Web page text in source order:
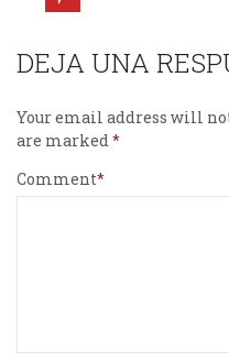
DEJA UNA
Your email address will
are marked
Comment